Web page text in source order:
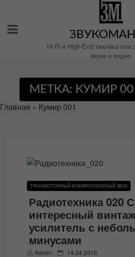
содержимому
Hi-Fi и High-End техника или
звука и видео
МЕТКА: КУМИР
Главная » Кумир 001
ТРАНЗИСТОРНЫЙ И МИКРОСХЕМНЫЙ ЗВУК
Радиотехника 020
интересный
усилитель с
минусами
Admin
P 14.04.2016